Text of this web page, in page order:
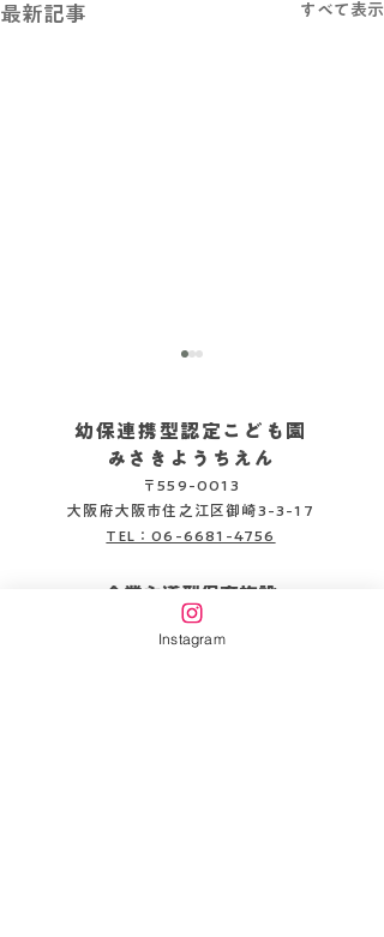
最新記事 すべて表示
2026.08.06
幼保連携型認定こども園
みさきようちえん
〒559-0013
大阪府大阪市住之江区御崎3-3-17
TEL：06-6681-4756
企業主導型保育施設
みさきピッコロ保育園
〒559-0013
Instagram